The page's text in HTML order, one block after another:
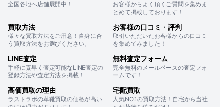
全国各地へ店舗展開中！
お客様からよく頂くご質問を集めま
とめて掲載しております！
買取方法
様々な買取方法をご用意！自身に合
う買取方法をお選びください。
お客様の口コミ・評判
取引いただいたお客様からの口コミ
を集めてみました！
LINE査定
手軽に素早く査定可能なLINE査定の
登録方法や査定方法を掲載！
無料査定フォーム
完全無料のメールベースの査定フォ
ームです！
高価買取の理由
ラストラボの革靴買取の価格が高い
宅配買取
人気NO.1の買取方法！自宅から当社